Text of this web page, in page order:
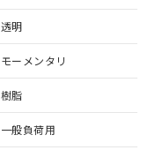
透明
モーメンタリ
樹脂
一般負荷用